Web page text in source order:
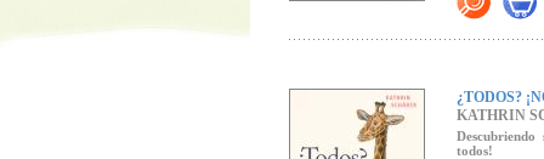
¿TODOS?
KATHRIN
todos!